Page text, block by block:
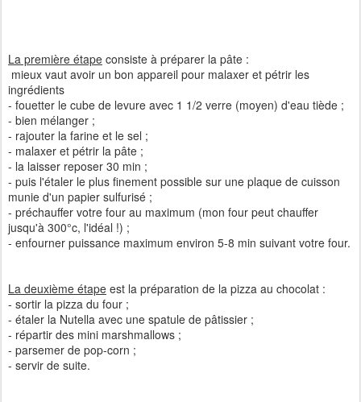
La première étape consiste à préparer la pâte :
mieux vaut avoir un bon appareil pour malaxer et pétrir les
ingrédients
- fouetter le cube de levure avec 1 1/2 verre (moyen) d'eau tiède ;
- bien mélanger ;
- rajouter la farine et le sel ;
- malaxer et pétrir la pâte ;
- la laisser reposer 30 min ;
- puis l'étaler le plus finement possible sur une plaque de cuisson
munie d'un papier sulfurisé ;
- préchauffer votre four au maximum (mon four peut chauffer
jusqu'à 300°c, l'idéal !) ;
- enfourner puissance maximum environ 5-8 min suivant votre four.
La deuxième étape est la préparation de la pizza au chocolat :
- sortir la pizza du four ;
- étaler la Nutella avec une spatule de pâtissier ;
- répartir des mini marshmallows ;
- parsemer de pop-corn ;
- servir de suite.